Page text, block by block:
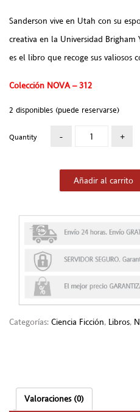
Sanderson vive en Utah con su
creativa en la Universidad Brigham
es el libro que recoge sus valiosos
Colección NOVA – 312
2 disponibles (puede reservarse)
Quantity
Añadir al carrito
Categorías: Ciencia Ficción, Libros,
Valoraciones (0)